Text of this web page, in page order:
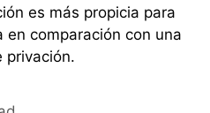
es más propicia para
en comparación con una
privación.